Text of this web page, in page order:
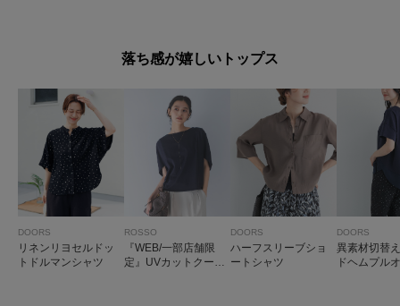
落ち感が嬉しいトップス
DOORS
リネンリヨセルドッ
トドルマンシャツ
ROSSO
『WEB/一部店舗限
定』UVカットクール
DOORS
ハーフスリーブショ
ートシャツ
DOORS
異素材切替
ドヘムプル